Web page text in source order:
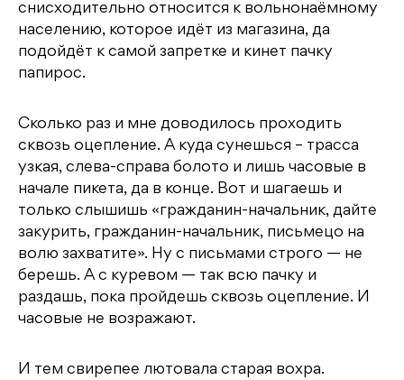
снисходительно относится к вольнонаёмному
населению, которое идёт из магазина, да
подойдёт к самой запретке и кинет пачку
папирос.
Сколько раз и мне доводилось проходить
сквозь оцепление. А куда сунешься – трасса
узкая, слева-справа болото и лишь часовые в
начале пикета, да в конце. Вот и шагаешь и
только слышишь «гражданин-начальник, дайте
закурить, гражданин-начальник, письмецо на
волю захватите». Ну с письмами строго — не
берешь. А с куревом — так всю пачку и
раздашь, пока пройдешь сквозь оцепление. И
часовые не возражают.
И тем свирепее лютовала старая вохра.